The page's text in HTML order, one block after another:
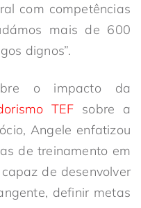
com competências
mais de 600
dignos”.
o impacto da
TEF sobre a
Angele enfatizou
de treinamento em
de desenvolver
definir metas